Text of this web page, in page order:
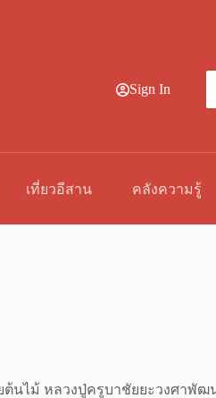
Sign In
เที่ยวอีสาน คลังความรู้
นไม้ หลวงปู่ครูบาชัยยะวงศาพั